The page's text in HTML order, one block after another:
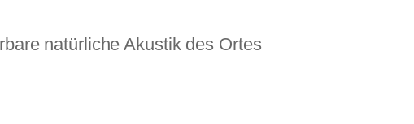
natürliche Akustik des Ortes